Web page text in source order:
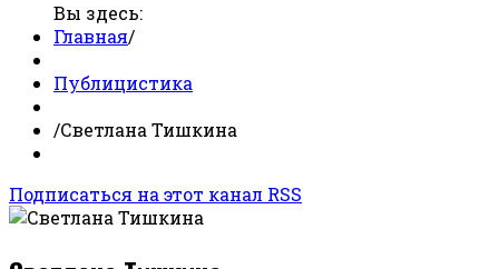
Вы здесь:
Главная/
Публицистика
/Светлана Тишкина
Подписаться на этот канал RSS